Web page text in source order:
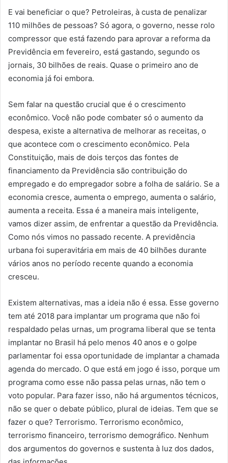
E vai beneficiar o que? Petroleiras, à custa de penalizar
110 milhões de pessoas? Só agora, o governo, nesse rolo
compressor que está fazendo para aprovar a reforma da
Previdência em fevereiro, está gastando, segundo os
jornais, 30 bilhões de reais. Quase o primeiro ano de
economia já foi embora.
Sem falar na questão crucial que é o crescimento
econômico. Você não pode combater só o aumento da
despesa, existe a alternativa de melhorar as receitas, o
que acontece com o crescimento econômico. Pela
Constituição, mais de dois terços das fontes de
financiamento da Previdência são contribuição do
empregado e do empregador sobre a folha de salário. Se a
economia cresce, aumenta o emprego, aumenta o salário,
aumenta a receita. Essa é a maneira mais inteligente,
vamos dizer assim, de enfrentar a questão da Previdência.
Como nós vimos no passado recente. A previdência
urbana foi superavitária em mais de 40 bilhões durante
vários anos no período recente quando a economia
cresceu.
Existem alternativas, mas a ideia não é essa. Esse governo
tem até 2018 para implantar um programa que não foi
respaldado pelas urnas, um programa liberal que se tenta
implantar no Brasil há pelo menos 40 anos e o golpe
parlamentar foi essa oportunidade de implantar a chamada
agenda do mercado. O que está em jogo é isso, porque um
programa como esse não passa pelas urnas, não tem o
voto popular. Para fazer isso, não há argumentos técnicos,
não se quer o debate público, plural de ideias. Tem que se
fazer o que? Terrorismo. Terrorismo econômico,
terrorismo financeiro, terrorismo demográfico. Nenhum
dos argumentos do governos e sustenta à luz dos dados,